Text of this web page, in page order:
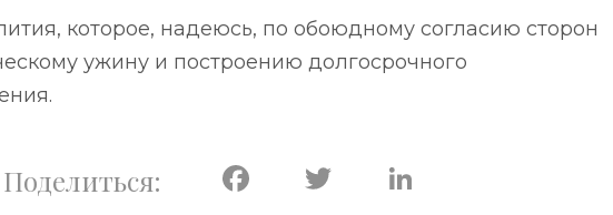
которое, надеюсь, по обоюдному согласию сторон
ужину и построению долгосрочного
Facebook
Twitter